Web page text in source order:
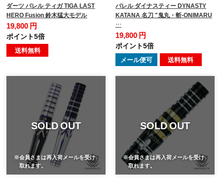
ダーツ バレル ティガ TIGA LAST
HERO Fusion 鈴木猛大モデル
19,800 円
ポイント5倍
送料無料
バレル ダイナスティー DYNASTY
KATANA 名刀 "鬼丸・斬-ONIMARU
…
19,800 円
ポイント5倍
メール便可 送料無料
SOLD OUT
※会員さまは再入荷メールを受け
取れます。
SOLD OUT
※会員さまは再入荷メールを受け
取れます。